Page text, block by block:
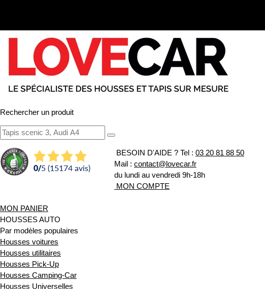
Rechercher un produit
0/5 (15174 avis)
BESOIN D'AIDE ? Tel : 03 20 81 88 50
Mail : contact@lovecar.fr
du lundi au vendredi 9h-18h
MON COMPTE
MON PANIER
HOUSSES AUTO
Par modèles populaires
Housses voitures
Housses utilitaires
Housses Pick-Up
Housses Camping-Car
Housses Universelles